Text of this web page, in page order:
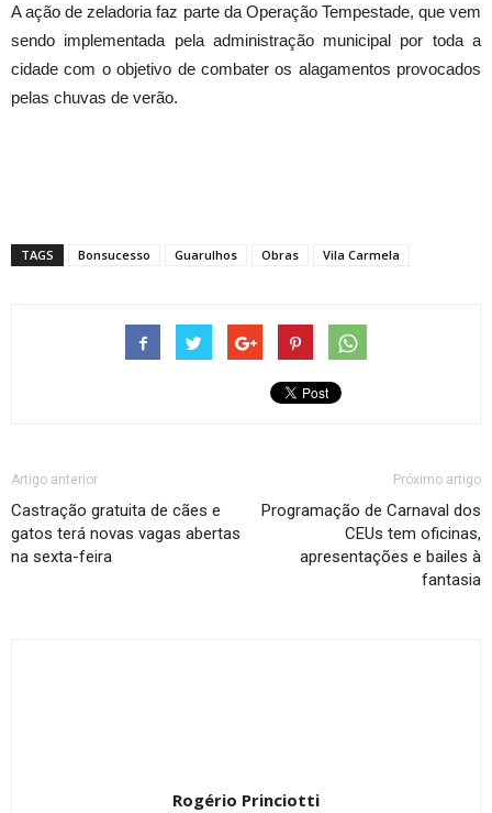
A ação de zeladoria faz parte da Operação Tempestade, que vem
sendo implementada pela administração municipal por toda a
cidade com o objetivo de combater os alagamentos provocados
pelas chuvas de verão.
TAGS Bonsucesso Guarulhos Obras Vila Carmela
Artigo anterior
Castração gratuita de cães e
gatos terá novas vagas abertas
na sexta-feira
Próximo artigo
Programação de Carnaval dos
CEUs tem oficinas,
apresentações e bailes à
fantasia
Rogério Princiotti